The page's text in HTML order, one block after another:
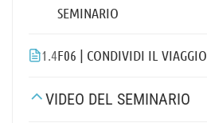
SEMINARIO
1.4F06 | CONDIVIDI IL VIAGGIO
VIDEO DEL SEMINARIO